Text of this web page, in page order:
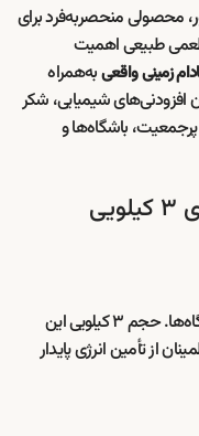
محصولی منحصربه‌فرد برای
طعمی طبیعی اهمیت
به‌همراه
افزودنی‌های شیمیایی، شکر
پرجمعیت، باشگاه‌ها و
چرا کره بادام زمینی پروتئین وی ۳ کیلویی
مناسب برای مصرف روزانه‌ی خانواده‌ها یا باشگاه‌ها. حجم ۳ کیلویی این
از تأمین انرژی پایدار